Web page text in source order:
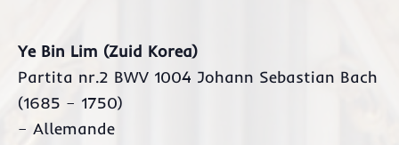
Ye Bin Lim (Zuid Korea)
Partita nr.2 BWV 1004 Johann Sebastian Bach
(1685 – 1750)
– Allemande